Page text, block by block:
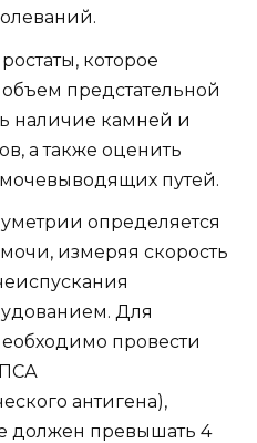
которое
предстательной
наличие камней и
а также оценить
путей.
определяется
измеряя скорость
Для
провести
антигена),
должен превышать 4